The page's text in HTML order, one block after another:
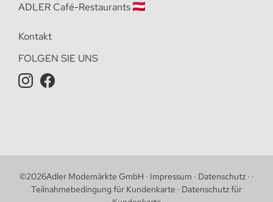
ADLER Café-Restaurants
Kontakt
FOLGEN SIE UNS
©2026Adler Modemärkte GmbH · Impressum · Datenschutz· ·
Teilnahmebedingung für Kundenkarte · Datenschutz für